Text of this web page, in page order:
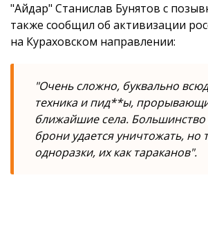
"Айдар" Станислав Бунятов с
также сообщил об активизации
на Кураховском направлении:
"Очень сложно, буквально
техника и пид**ы,
ближайшие села. Большинство
брони удается уничтожать, но
одноразки, их как тараканов".